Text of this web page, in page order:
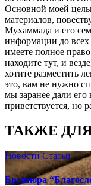
Основной моей
материалов,
Мухаммада и его
информации до
имеете полное право
находите тут, и
хотите разместить
это, вам не нужно
мы заранее дали
приветствуется, но
ТАКЖЕ
НовостиСтатьи
Брошюра